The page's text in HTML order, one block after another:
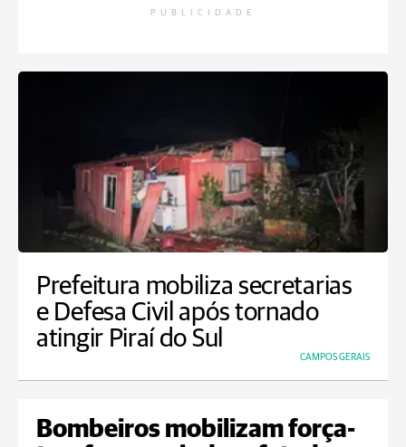
PUBLICIDADE
Prefeitura mobiliza secretarias
e Defesa Civil após tornado
atingir Piraí do Sul
CAMPOS GERAIS
Bombeiros mobilizam força-